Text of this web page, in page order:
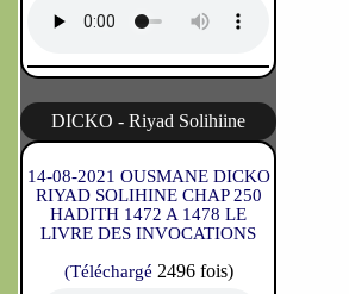
DICKO - Riyad Solihiine
14-08-2021 OUSMANE DICKO
RIYAD SOLIHINE CHAP 250
HADITH 1472 A 1478 LE
LIVRE DES INVOCATIONS
(Téléchargé 2496 fois)